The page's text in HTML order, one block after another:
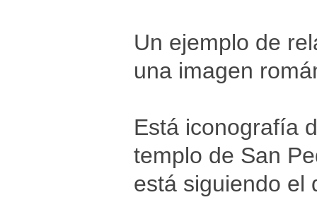
Un ejemplo de
una imagen
Está iconografía
templo de San
está siguiendo el